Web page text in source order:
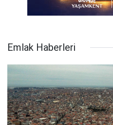
Emlak Haberleri